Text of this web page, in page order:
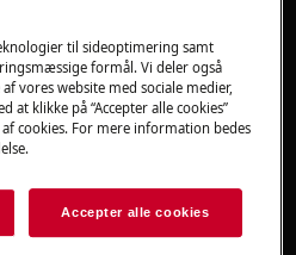
årsag er ophobning af
grundigt.
og belægninger.
til sideoptimering samt
formål. Vi deler også
vores website med sociale medier,
at klikke på “Accepter alle cookies”
cookies. For mere information bedes
Accepter alle cookies